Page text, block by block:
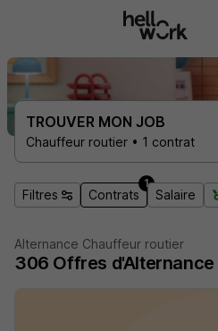
TROUVER MON JOB
Chauffeur routier • 1 contrat
Filtres Contrats
1
Salaire
Alternance Chauffeur routier
306 Offres d'Alternance